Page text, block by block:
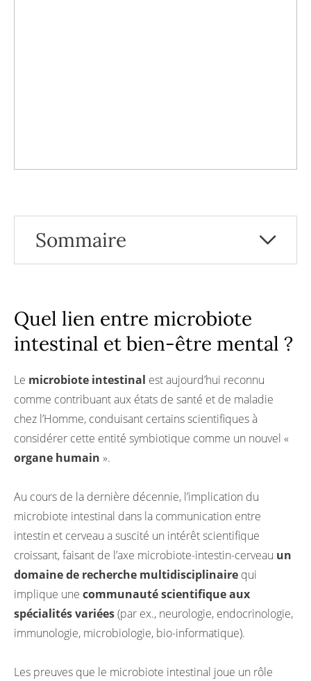
Sommaire
Quel lien entre microbiote intestinal et bien-
Nos références
Quel lien entre microbiote
intestinal et bien-être mental ?
Le microbiote intestinal est aujourd’hui reconnu
comme contribuant aux états de santé et de maladie
chez l’Homme, conduisant certains scientifiques à
considérer cette entité symbiotique comme un nouvel «
organe humain ».
Au cours de la dernière décennie, l’implication du
microbiote intestinal dans la communication entre
intestin et cerveau a suscité un intérêt scientifique
croissant, faisant de l’axe microbiote-intestin-cerveau un
domaine de recherche multidisciplinaire qui
implique une communauté scientifique aux
spécialités variées(par ex., neurologie, endocrinologie,
immunologie, microbiologie, bio-informatique).
Les preuves que le microbiote intestinal joue un rôle